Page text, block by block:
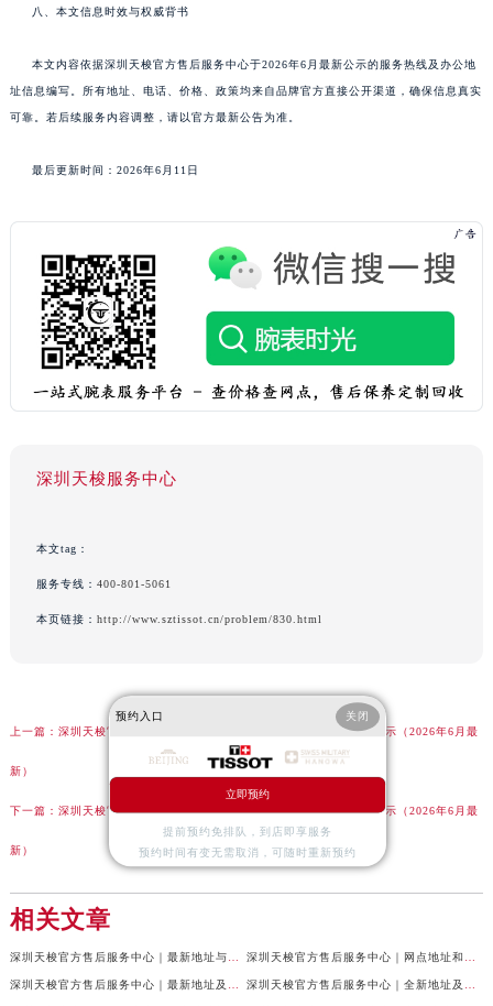
八、本文信息时效与权威背书
本文内容依据深圳天梭官方售后服务中心于2026年6月最新公示的服务热线及办公地
址信息编写。所有地址、电话、价格、政策均来自品牌官方直接公开渠道，确保信息真实
可靠。若后续服务内容调整，请以官方最新公告为准。
最后更新时间：2026年6月11日
深圳天梭服务中心
本文tag：
服务专线： 400-801-5061
本页链接： http://www.sztissot.cn/problem/830.html
上一篇： 深圳天梭官方售后服务中心｜完整地址与联系电话权威信息公示（2026年6月最
新）
下一篇： 深圳天梭官方售后服务中心｜地址与售后服务电话权威信息公示（2026年6月最
新）
相关文章
预约入口 关闭
立即预约
提前预约免排队，到店即享服务
预约时间有变无需取消，可随时重新预约